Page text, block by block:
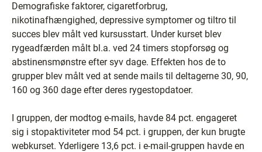
Demografiske faktorer, cigaretforbrug,
nikotinafhængighed, depressive symptomer og tiltro til
succes blev målt ved kursusstart. Under kurset blev
rygeadfærden målt bl.a. ved 24 timers stopforsøg og
abstinensmønstre efter syv dage. Effekten hos de to
grupper blev målt ved at sende mails til deltagerne 30, 90,
160 og 360 dage efter deres rygestopdatoer.
I gruppen, der modtog e-mails, havde 84 pct. engageret
sig i stopaktiviteter mod 54 pct. i gruppen, der kun brugte
webkurset. Yderligere 13,6 pct. i e-mail-gruppen havde en